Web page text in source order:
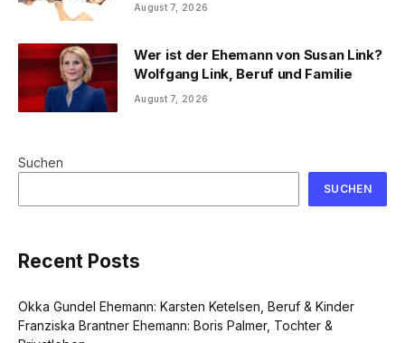
August 7, 2026
Wer ist der Ehemann von Susan Link?
Wolfgang Link, Beruf und Familie
August 7, 2026
Suchen
SUCHEN
Recent Posts
Okka Gundel Ehemann: Karsten Ketelsen, Beruf & Kinder
Franziska Brantner Ehemann: Boris Palmer, Tochter &